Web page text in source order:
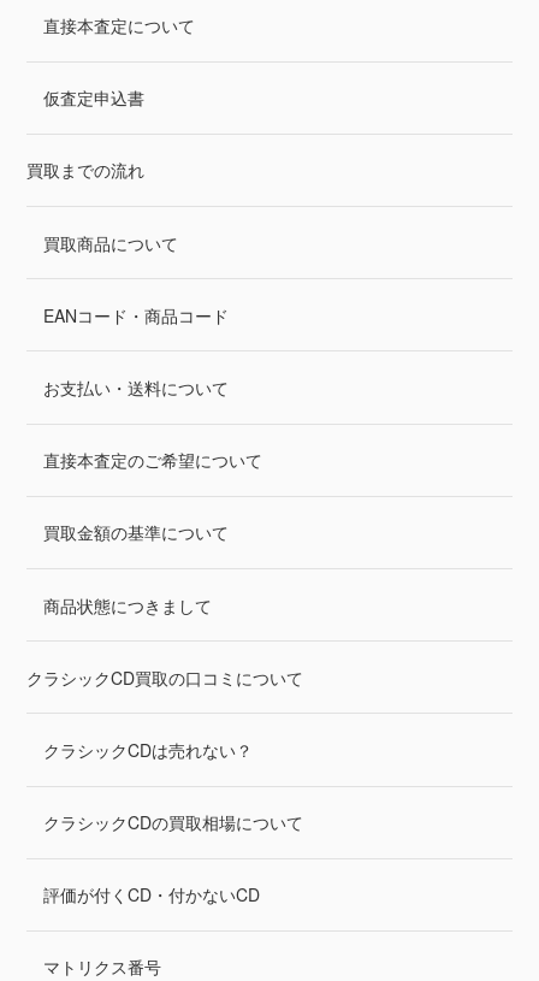
直接本査定について
仮査定申込書
買取までの流れ
買取商品について
EANコード・商品コード
お支払い・送料について
直接本査定のご希望について
買取金額の基準について
商品状態につきまして
クラシックCD買取の口コミについて
クラシックCDは売れない？
クラシックCDの買取相場について
評価が付くCD・付かないCD
マトリクス番号